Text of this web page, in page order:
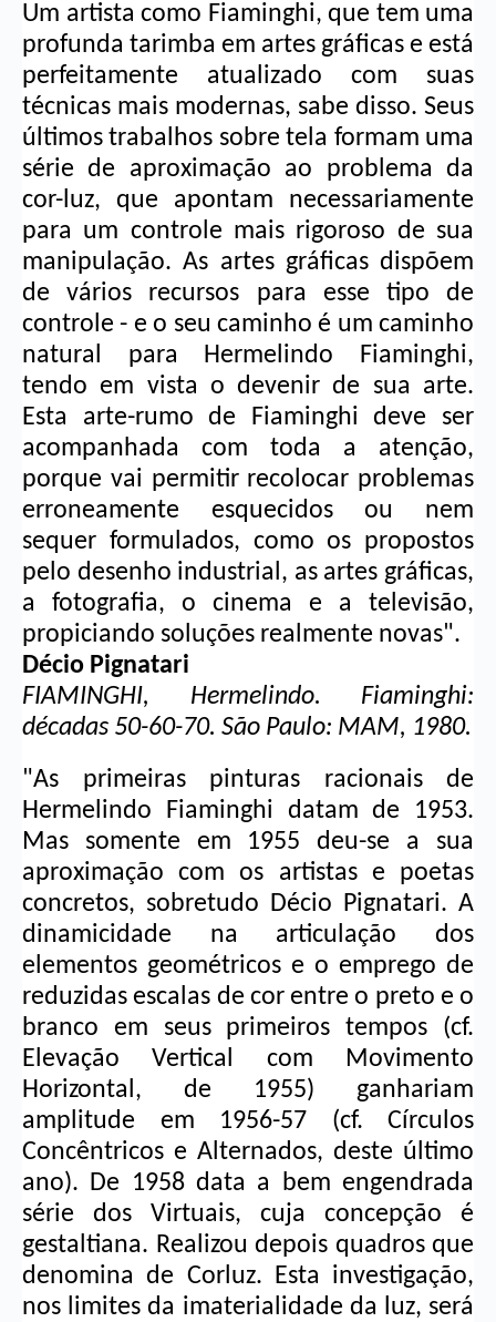
Um artista como Fiaminghi, que tem uma
profunda tarimba em artes gráficas e está
perfeitamente atualizado com suas
técnicas mais modernas, sabe disso. Seus
últimos trabalhos sobre tela formam uma
série de aproximação ao problema da
cor-luz, que apontam necessariamente
para um controle mais rigoroso de sua
manipulação. As artes gráficas dispõem
de vários recursos para esse tipo de
controle - e o seu caminho é um caminho
natural para Hermelindo Fiaminghi,
tendo em vista o devenir de sua arte.
Esta arte-rumo de Fiaminghi deve ser
acompanhada com toda a atenção,
porque vai permitir recolocar problemas
erroneamente esquecidos ou nem
sequer formulados, como os propostos
pelo desenho industrial, as artes gráficas,
a fotografia, o cinema e a televisão,
propiciando soluções realmente novas".
Décio Pignatari
FIAMINGHI, Hermelindo. Fiaminghi:
décadas 50-60-70. São Paulo: MAM, 1980.
"As primeiras pinturas racionais de
Hermelindo Fiaminghi datam de 1953.
Mas somente em 1955 deu-se a sua
aproximação com os artistas e poetas
concretos, sobretudo Décio Pignatari. A
dinamicidade na articulação dos
elementos geométricos e o emprego de
reduzidas escalas de cor entre o preto e o
branco em seus primeiros tempos (cf.
Elevação Vertical com Movimento
Horizontal, de 1955) ganhariam
amplitude em 1956-57 (cf. Círculos
Concêntricos e Alternados, deste último
ano). De 1958 data a bem engendrada
série dos Virtuais, cuja concepção é
gestaltiana. Realizou depois quadros que
denomina de Corluz. Esta investigação,
nos limites da imaterialidade da luz, será